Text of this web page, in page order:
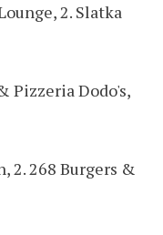
2. Slatka
Pizzeria Dodo's,
2. 268 Burgers &